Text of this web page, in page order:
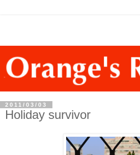
2011/03/03
Holiday survivor